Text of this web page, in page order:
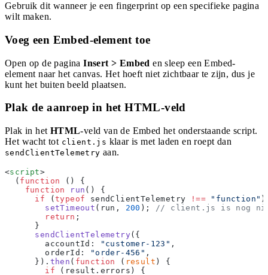
Gebruik dit wanneer je een fingerprint op een specifieke pagina
wilt maken.
Voeg een Embed-element toe
Open op de paginaInsert > Embed en sleep een Embed-
element naar het canvas. Het hoeft niet zichtbaar te zijn, dus je
kunt het buiten beeld plaatsen.
Plak de aanroep in het HTML-veld
Plak in het HTML-veld van de Embed het onderstaande script.
Het wacht tot client.js klaar is met laden en roept dan
sendClientTelemetry aan.
<script>
  (
function () {
    function
run () {
      if
(typeof sendClientTelemetry !== "function"
        setTimeout
(run, 200 ); // client.js is nog
        return
;
      }
      sendClientTelemetry
({
        accountId:
"customer-123" ,
        orderId:
"order-456" ,
      }).
then ( function ( result ) {
        if
(result.errors) {